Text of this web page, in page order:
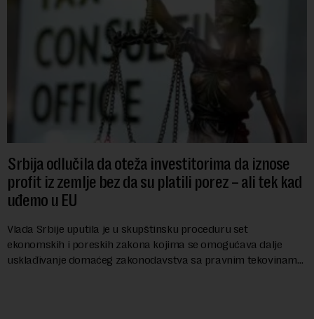
Srbija odlučila da oteža investitorima da iznose
profit iz zemlje bez da su platili porez – ali tek kad
uđemo u EU
Vlada Srbije uputila je u skupštinsku proceduru set
ekonomskih i poreskih zakona kojima se omogućava dalje
usklađivanje domaćeg zakonodavstva sa pravnim tekovinama